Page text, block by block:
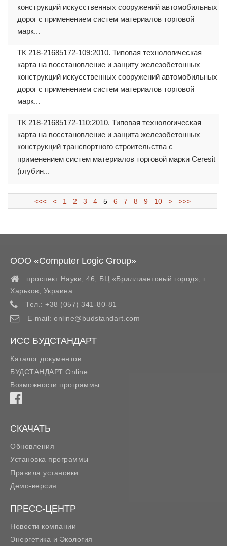
конструкций искусственных сооружений автомобильных
дорог с применением систем материалов торговой
марк...
ТК 218-21685172-109:2010. Типовая технологическая
карта на восстановление и защиту железобетонных
конструкций искусственных сооружений автомобильных
дорог с применением систем материалов торговой
марк...
ТК 218-21685172-110:2010. Типовая технологическая
карта на восстановление и защита железобетонных
конструкций транспортного строительства с
применением систем материалов торговой марки Ceresit
(глубин...
<<< < 1 2 3 4 5 6 7 8 9 10 > >>>
ООО «Computer Logic Group»
проспект Науки, 46, БЦ «Бриллиантовый город»,
г.
Харьков
Украина
Тел.: +38 (057) 341-80-81
E-mail: online@budstandart.com
ИСС БУДСТАНДАРТ
Каталог документов
БУДСТАНДАРТ Online
Возможности программы
СКАЧАТЬ
Обновления
Установка программы
Правила установки
Демо-версия
ПРЕСС-ЦЕНТР
Новости компании
Энергетика и Экология